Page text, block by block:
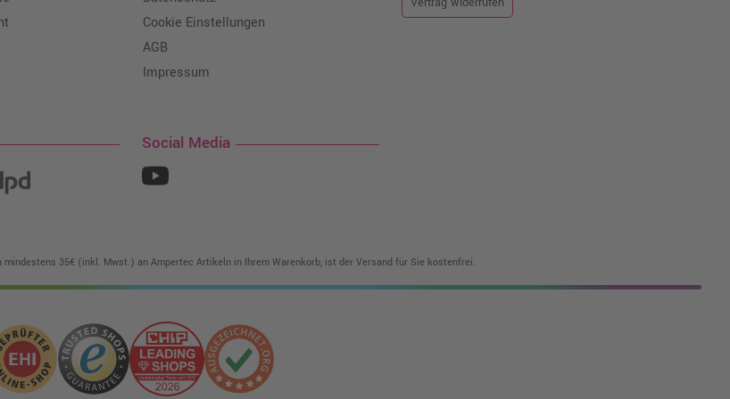
Cookie Einstellungen
AGB
Impressum
Social Media
35€ (inkl. Mwst.) an Ampertec Artikeln in Ihrem Warenkorb, ist der Versand für Sie kostenfrei.